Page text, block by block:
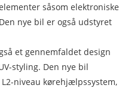
såsom elektroniske
nye bil er også udstyret
et gennemfaldet design
styling. Den nye bil
niveau kørehjælpssystem,